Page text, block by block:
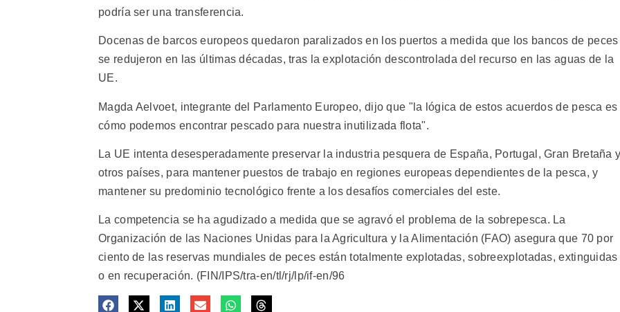
podría ser una transferencia.
Docenas de barcos europeos quedaron paralizados en los puertos a medida que los bancos de peces
se redujeron en las últimas décadas, tras la explotación descontrolada del recurso en las aguas de la
UE.
Magda Aelvoet, integrante del Parlamento Europeo, dijo que "la lógica de estos acuerdos de pesca es
cómo podemos encontrar pescado para nuestra inutilizada flota".
La UE intenta desesperadamente preservar la industria pesquera de España, Portugal, Gran Bretaña
otros países, para mantener puestos de trabajo en regiones europeas dependientes de la pesca, y
mantener su predominio tecnológico frente a los desafíos comerciales del este.
La competencia se ha agudizado a medida que se agravó el problema de la sobrepesca. La
Organización de las Naciones Unidas para la Agricultura y la Alimentación (FAO) asegura que 70 por
ciento de las reservas mundiales de peces están totalmente explotadas, sobreexplotadas, extinguidas
o en recuperación. (FIN/IPS/tra-en/tl/rj/lp/if-en/96